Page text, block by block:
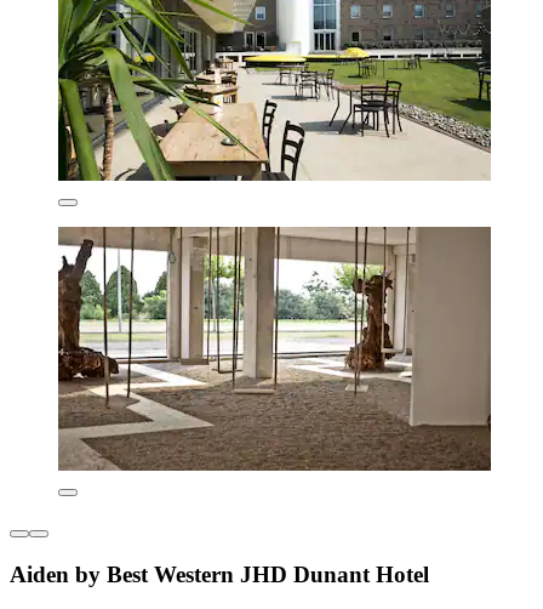
Aiden by Best Western JHD Dunant Hotel